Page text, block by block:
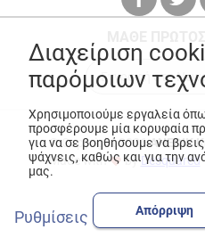
© Copyright 2026ANEDIK
Made with
byDesquared
Διαχείριση
παρόμοιων
Χρησιμοποιούμε εργαλεία
προσφέρουμε μία κορυφαία
για να σε βοηθήσουμε να
ψάχνεις, καθώς και για την
μας.
Ρυθμίσεις Απόρριψη